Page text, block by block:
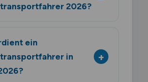
2026?
ein
in